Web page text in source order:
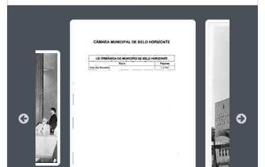
Ao alterar o slide atual deste carrossel, o título